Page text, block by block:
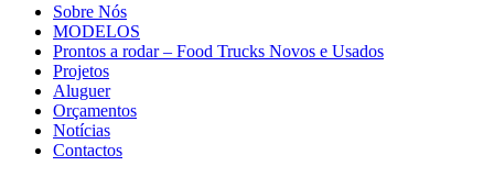
Sobre Nós
MODELOS
Prontos a rodar – Food Trucks Novos e Usados
Projetos
Aluguer
Orçamentos
Notícias
Contactos